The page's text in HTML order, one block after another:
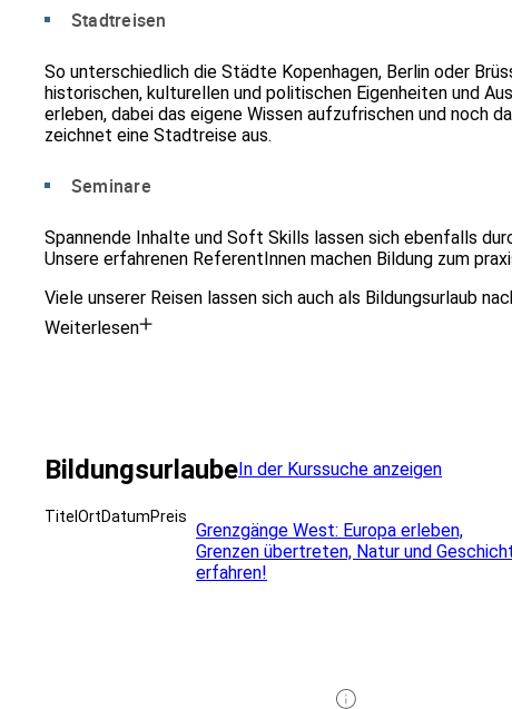
Stadtreisen
So unterschiedlich die Städte Kopenhagen, Berlin oder
historischen, kulturellen und politischen Eigenheiten und
erleben, dabei das eigene Wissen aufzufrischen und noch
zeichnet eine Stadtreise aus.
Seminare
Spannende Inhalte und Soft Skills lassen sich ebenfalls
Unsere erfahrenen ReferentInnen machen Bildung zum
Viele unserer Reisen lassen sich auch als Bildungsurlaub
Weiterlesen
Bildungsurlaube In der Kurssuche anzeigen
Titel OrtDatumPreis
Grenzgänge West: Europa erleben,
Grenzen übertreten, Natur und
erfahren!